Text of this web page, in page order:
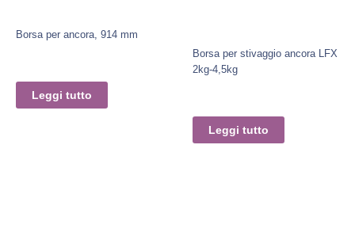
Borsa per ancora, 914 mm
Leggi tutto
Borsa per stivaggio ancora LFX
2kg-4,5kg
Leggi tutto